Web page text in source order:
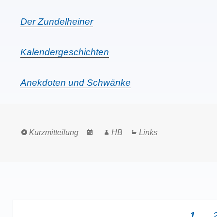
Der Zundelheiner
Kalendergeschichten
Anekdoten und Schwänke
Format
Kurzmitteilung
PostedAuthor
HB Categories
Links
PAGE